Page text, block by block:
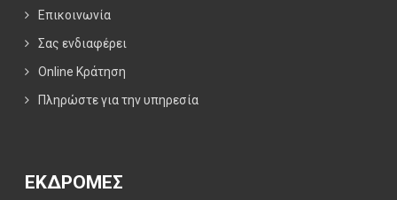
Επικοινωνία
Σας ενδιαφέρει
Online Κράτηση
Πληρώστε για την υπηρεσία
ΕΚΔΡΟΜΕΣ